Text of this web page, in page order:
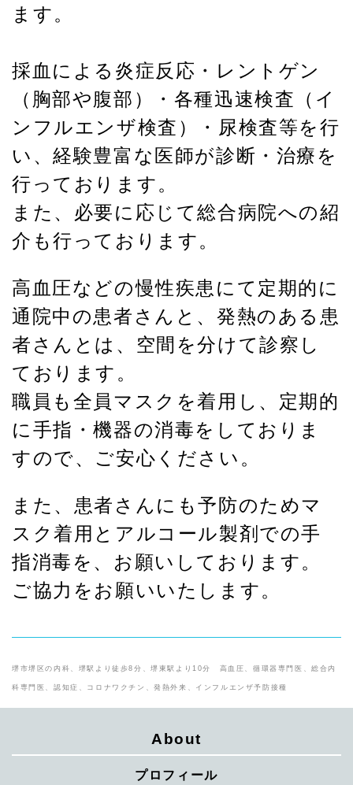
ます。
採血による炎症反応・レントゲン
（胸部や腹部）・各種迅速検査（イ
ンフルエンザ検査）・尿検査等を行
い、経験豊富な医師が診断・治療を
行っております。
また、必要に応じて総合病院への紹
介も行っております。
高血圧などの慢性疾患にて定期的に
通院中の患者さんと、発熱のある患
者さんとは、空間を分けて診察し
ております。
職員も全員マスクを着用し、定期的
に手指・機器の消毒をしておりま
すので、ご安心ください。
また、患者さんにも予防のためマ
スク着用とアルコール製剤での手
指消毒を、お願いしております。
ご協力をお願いいたします。
堺市堺区の内科、堺駅より徒歩8分、堺東駅より10分 高血圧、循環器専門医、総合内
科専門医、認知症、コロナワクチン、発熱外来、インフルエンザ予防接種
About
プロフィール